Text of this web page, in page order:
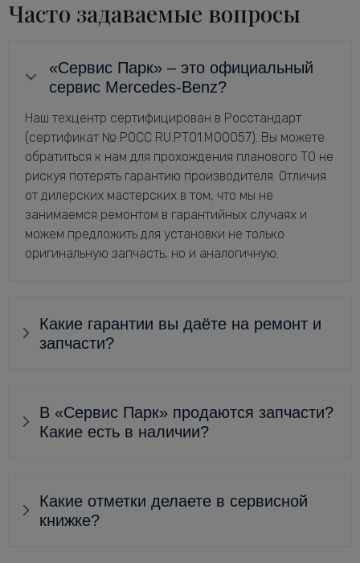
Часто задаваемые вопросы
«Сервис Парк» – это официальный
сервис Mercedes-Benz?
Наш техцентр сертифицирован в Росстандарт
(сертификат № РОСС RU.РТ01.М00057). Вы можете
обратиться к нам для прохождения планового ТО не
рискуя потерять гарантию производителя. Отличия
от дилерских мастерских в том, что мы не
занимаемся ремонтом в гарантийных случаях и
можем предложить для установки не только
оригинальную запчасть, но и аналогичную.
Какие гарантии вы даёте на ремонт и
запчасти?
В «Сервис Парк» продаются запчасти?
Какие есть в наличии?
Какие отметки делаете в сервисной
книжке?